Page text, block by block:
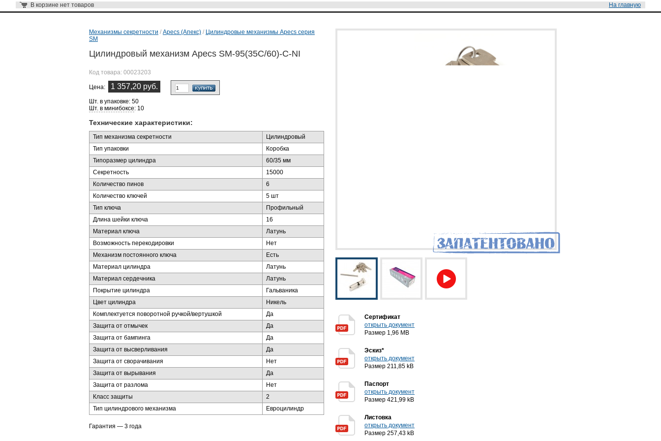
На главную
В корзине нет товаров
Механизмы секретности / Apecs (Апекс) / Цилиндровые механизмы Apecs серия
SM
Цилиндровый механизм Apecs SM-95(35C/60)-C-NI
Код товара: 00023203
Цена: 1 357,20 руб.
Шт. в упаковке: 50
Шт. в минибоксе: 10
Технические характеристики:
Тип механизма секретности
Цилиндровый
Тип упаковки
Коробка
Типоразмер цилиндра
60/35 мм
Секретность
15000
Количество пинов
6
Количество ключей
5 шт
Тип ключа
Профильный
Длина шейки ключа
16
Материал ключа
Латунь
Возможность перекодировки
Нет
Механизм постоянного ключа
Есть
Материал цилиндра
Латунь
Материал сердечника
Латунь
Покрытие цилиндра
Гальваника
Цвет цилиндра
Никель
Комплектуется поворотной ручкой/вертушкой
Да
Защита от отмычек
Да
Защита от бампинга
Да
Защита от высверливания
Да
Защита от сворачивания
Нет
Защита от вырывания
Да
Защита от разлома
Нет
Класс защиты
2
Тип цилиндрового механизма
Евроцилиндр
Гарантия — 3 года
Сертификат
открыть документ
Размер 1,96 MB
Эскиз*
открыть документ
Размер 211,85 kB
Паспорт
открыть документ
Размер 421,99 kB
Листовка
открыть документ
Размер 257,43 kB